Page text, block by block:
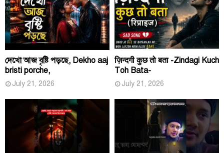
দেখো আজ বৃষ্টি পড়ছে, Dekho aaj
bristi porche,
July 21, 2026
ज़िन्दगी कुछ तो बता -Zindagi Kuch
Toh Bata-
July 21, 2026